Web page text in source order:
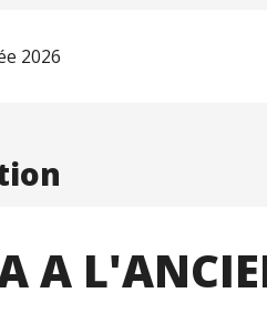
2026
A